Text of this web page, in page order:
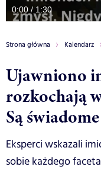
0:00 / 1:30
Strona główna Kalendarz
Ujawniono
rozkochają
Są
Eksperci wskazali
sobie każdego